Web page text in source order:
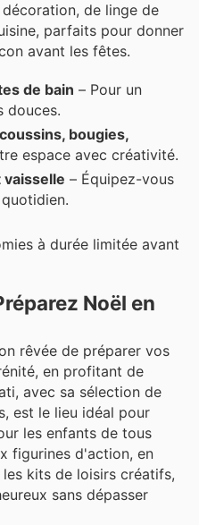
de linge de
parfaits pour donner
avant les fêtes.
de bain – Pour un
douces.
bougies,
espace avec créativité.
– Équipez-vous
à durée limitée avant
Noël en
rêvée de préparer vos
en profitant de
avec sa sélection de
est le lieu idéal pour
les enfants de tous
figurines d'action, en
kits de loisirs créatifs,
sans dépasser